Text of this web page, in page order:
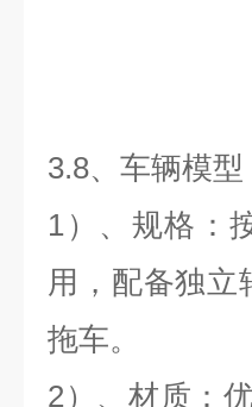
3.8、车辆模型
1）、规格：
用，配备独立
拖车。
2）、材质：